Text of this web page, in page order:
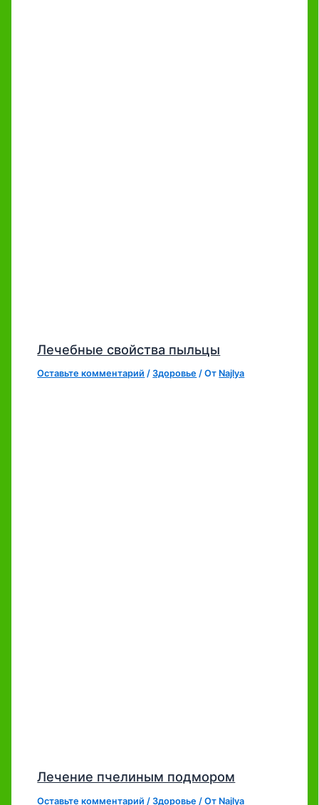
Лечебные свойства пыльцы
Оставьте комментарий /Здоровье / От Najlya
Лечение пчелиным подмором
Оставьте комментарий /Здоровье / От Najlya